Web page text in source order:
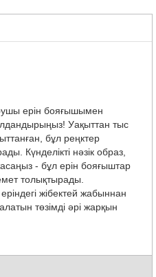
ерін бояғышымен
Уақыттан тыс
бұл реңктер
Күнделікті нәзік образ,
- бұл ерін бояғыштар
толықтырады.
жібектей жабыннан
төзімді әрі жарқын